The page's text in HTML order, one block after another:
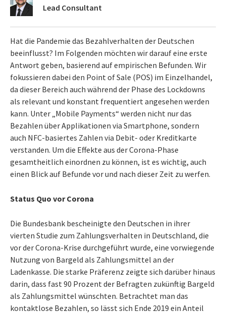
Lead Consultant
Hat die Pandemie das Bezahlverhalten der Deutschen
beeinflusst? Im Folgenden möchten wir darauf eine erste
Antwort geben, basierend auf empirischen Befunden. Wir
fokussieren dabei den Point of Sale (POS) im Einzelhandel,
da dieser Bereich auch während der Phase des Lockdowns
als relevant und konstant frequentiert angesehen werden
kann. Unter „Mobile Payments“ werden nicht nur das
Bezahlen über Applikationen via Smartphone, sondern
auch NFC-basiertes Zahlen via Debit- oder Kreditkarte
verstanden. Um die Effekte aus der Corona-Phase
gesamtheitlich einordnen zu können, ist es wichtig, auch
einen Blick auf Befunde vor und nach dieser Zeit zu werfen.
Status Quo vor Corona
Die Bundesbank bescheinigte den Deutschen in ihrer
vierten Studie zum Zahlungsverhalten in Deutschland, die
vor der Corona-Krise durchgeführt wurde, eine vorwiegende
Nutzung von Bargeld als Zahlungsmittel an der
Ladenkasse. Die starke Präferenz zeigte sich darüber hinaus
darin, dass fast 90 Prozent der Befragten zukünftig Bargeld
als Zahlungsmittel wünschten. Betrachtet man das
kontaktlose Bezahlen, so lässt sich Ende 2019 ein Anteil